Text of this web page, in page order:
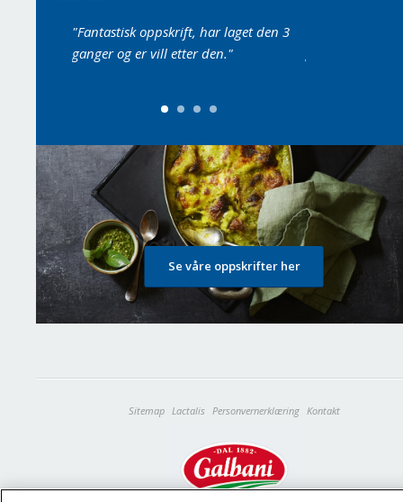
"Fantastisk oppskrift, har laget den 3
ganger og er vill etter den."
Se våre oppskrifter her
Sitemap Lactalis Personvernerklæring Kontakt